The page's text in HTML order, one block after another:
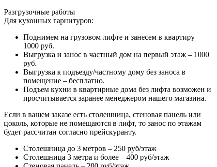
Разгрузочные работы
Для кухонных гарнитуров:
Поднимем на грузовом лифте и занесем в квартиру –
1000 руб.
Выгрузка и занос в частный дом на первый этаж – 1000
руб.
Выгрузка к подъезду/частному дому без заноса в
помещение – бесплатно.
Подъем кухни в квартирные дома без лифта возможен и
просчитывается заранее менеджером нашего магазина.
Если в вашем заказе есть столешница, стеновая панель или
цоколь, которые не помещаются в лифт, то занос по этажам
будет рассчитан согласно прейскуранту.
Столешница до 3 метров – 250 руб/этаж
Столешница 3 метра и более – 400 руб/этаж